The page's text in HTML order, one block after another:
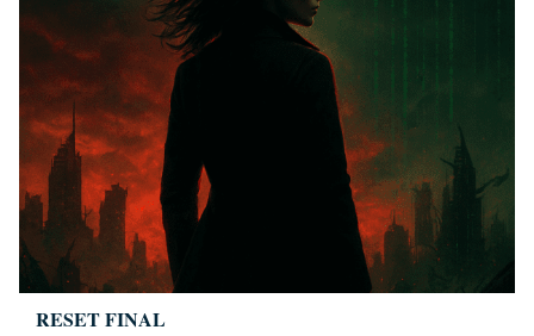
RESET FINAL